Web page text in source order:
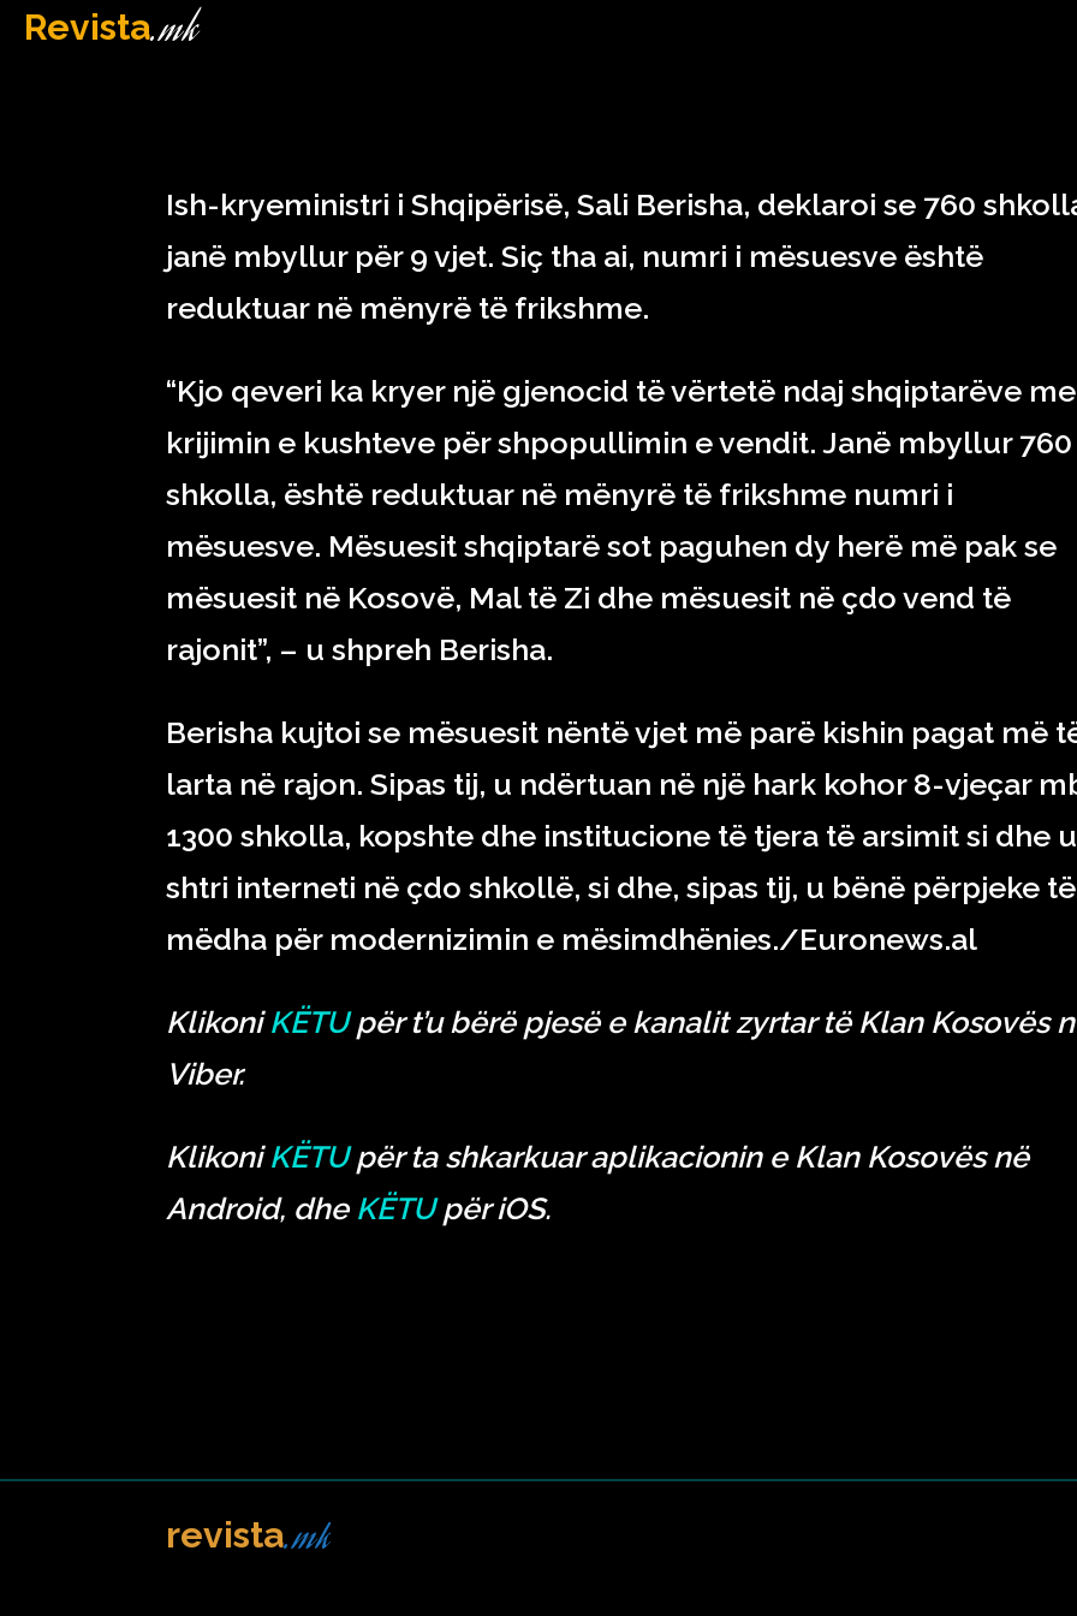
Revista.mk
Ish-kryeministri i Shqipërisë, Sali Berisha, deklaroi se 760
janë mbyllur për 9 vjet. Siç tha ai, numri i mësuesve është
reduktuar në mënyrë të frikshme.
“Kjo qeveri ka kryer një gjenocid të vërtetë ndaj shqiptarëve me
krijimin e kushteve për shpopullimin e vendit. Janë mbyllur 760
shkolla, është reduktuar në mënyrë të frikshme numri i
mësuesve. Mësuesit shqiptarë sot paguhen dy herë më pak se
mësuesit në Kosovë, Mal të Zi dhe mësuesit në çdo vend të
rajonit”, – u shpreh Berisha.
Berisha kujtoi se mësuesit nëntë vjet më parë kishin pagat më
larta në rajon. Sipas tij, u ndërtuan në një hark kohor 8-vjeçar
1300 shkolla, kopshte dhe institucione të tjera të arsimit si dhe u
shtri interneti në çdo shkollë, si dhe, sipas tij, u bënë përpjeke të
mëdha për modernizimin e mësimdhënies./Euronews.al
KlikoniKËTUpër t’u bërë pjesë e kanalit zyrtar të Klan Kosovës
Viber.
KlikoniKËTUpër ta shkarkuar aplikacionin e Klan Kosovës në
Android, dhe KËTUpër iOS.
revista.mk